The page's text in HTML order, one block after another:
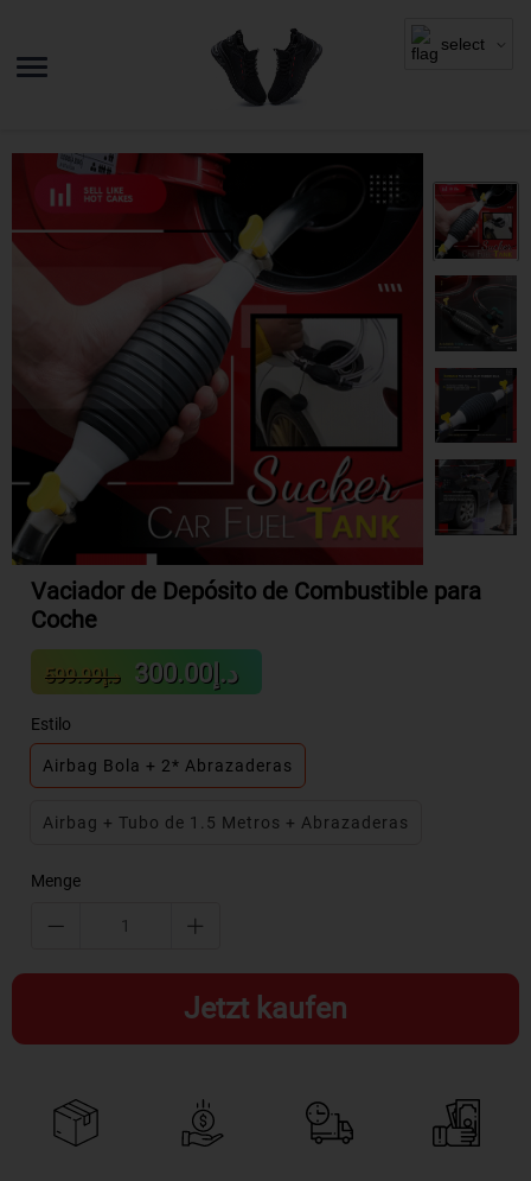
Vaciador de Depósito de Combustible para
Coche
Sale
price
د.إ300.00
Regular
price
د.إ599.99
Estilo
Airbag Bola + 2* Abrazaderas
Airbag + Tubo de 1.5 Metros + Abrazaderas
Menge
Jetzt kaufen
select